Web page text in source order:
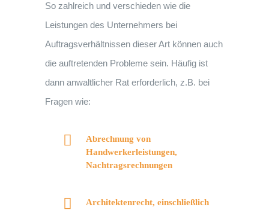
So zahlreich und verschieden wie die
Leistungen des Unternehmers bei
Auftragsverhältnissen dieser Art können auch
die auftretenden Probleme sein. Häufig ist
dann anwaltlicher Rat erforderlich, z.B. bei
Fragen wie:
Abrechnung von
Handwerkerleistungen,
Nachtragsrechnungen
Architektenrecht, einschließlich